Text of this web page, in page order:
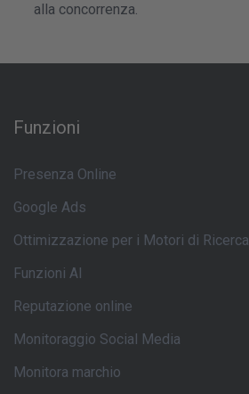
alla concorrenza.
Funzioni
Presenza Online
Google Ads
Ottimizzazione per i Motori di Ricerca
Funzioni AI
Reputazione online
Monitoraggio Social Media
Monitora marchio